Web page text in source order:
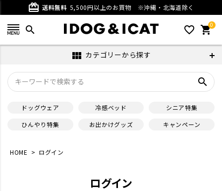
card_giftcard 送料無料 5,500円以上のお買物 ※沖縄・北海道除く
search favorite_outline 0
shopping_cart
view_module カテゴリーから探す
search
ドッグウェア 冷感ベッド
シニア特集
ひんやり特集
お出かけグッズ キャンペーン
HOME ログイン
ログイン